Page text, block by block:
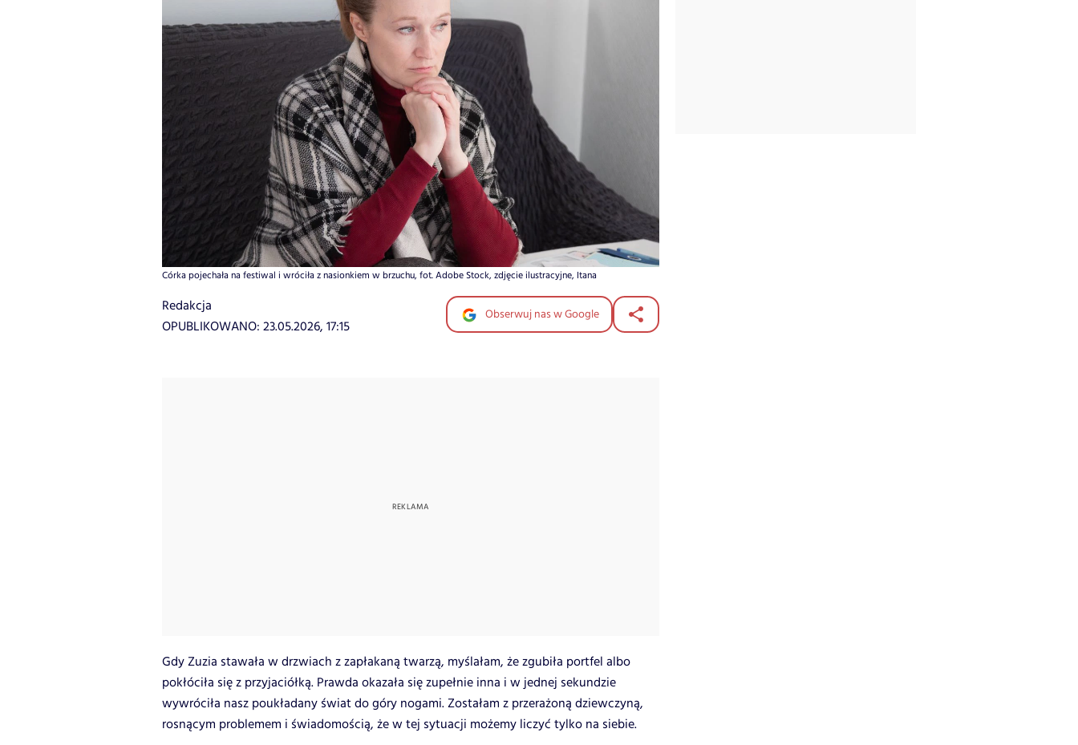
Córka pojechała na festiwal i wróciła z nasionkiem w brzuchu, fot. Adobe Stock, zdjęcie ilustracyjne, Itana
Redakcja
OPUBLIKOWANO: 23.05.2026, 17:15
Obserwuj nas w Google
Gdy Zuzia stawała w drzwiach z zapłakaną twarzą, myślałam, że zgubiła portfel albo
pokłóciła się z przyjaciółką. Prawda okazała się zupełnie inna i w jednej sekundzie
wywróciła nasz poukładany świat do góry nogami. Zostałam z przerażoną dziewczyną,
rosnącym problemem i świadomością, że w tej sytuacji możemy liczyć tylko na siebie.